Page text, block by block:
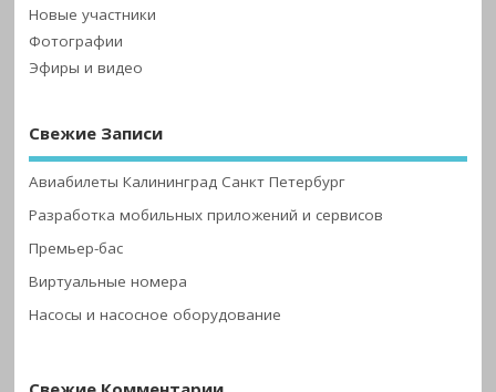
Новые участники
Фотографии
Эфиры и видео
Свежие Записи
Авиабилеты Калининград Санкт Петербург
Разработка мобильных приложений и сервисов
Премьер-бас
Виртуальные номера
Насосы и насосное оборудование